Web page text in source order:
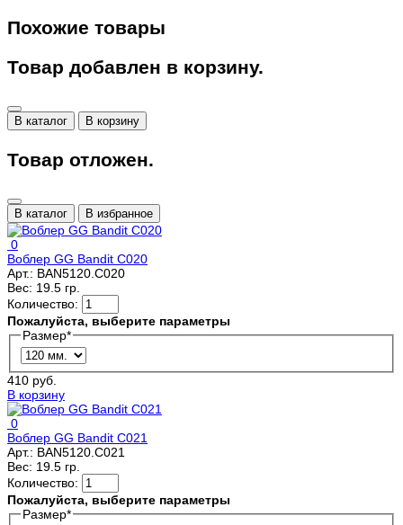
Похожие товары
Товар добавлен в корзину.
В каталог В корзину
Товар отложен.
В каталог В избранное
0
Воблер GG Bandit C020
Арт.: BAN5120.C020
Вес: 19.5 гр.
Количество:
Пожалуйста, выберите параметры
Размер*
410 руб.
В корзину
0
Воблер GG Bandit C021
Арт.: BAN5120.C021
Вес: 19.5 гр.
Количество:
Пожалуйста, выберите параметры
Размер*